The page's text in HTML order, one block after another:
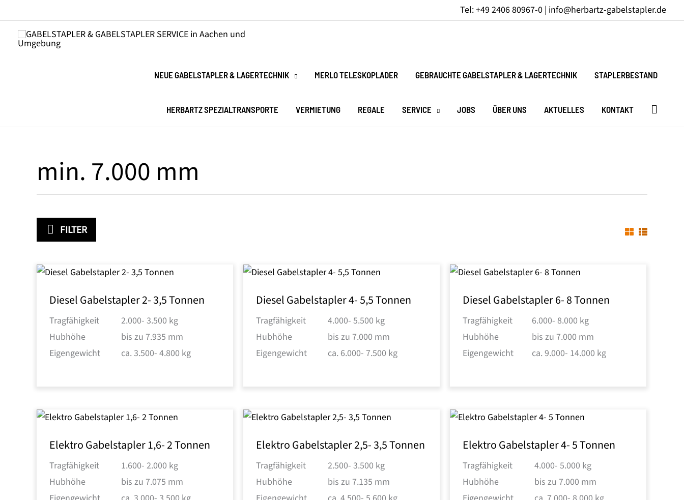
Inhalt
springen
Tel: +49 2406 80967-0 | info@herbartz-gabelstapler.de
NEUE GABELSTAPLER & LAGERTECHNIK MERLO TELESKOPLADER GEBRAUCHTE GABELSTAPLER & LAGERTECHNIK STAPLERBESTAND
HERBARTZ SPEZIALTRANSPORTE VERMIETUNG REGALE SERVICE JOBS ÜBER UNS AKTUELLES KONTAKT
min. 7.000 mm
FILTER
Diesel Gabelstapler 2- 3,5 Tonnen
Tragfähigkeit
2.000- 3.500 kg
Hubhöhe
bis zu 7.935 mm
Eigengewicht
ca. 3.500- 4.800 kg
Diesel Gabelstapler 4- 5,5 Tonnen
Tragfähigkeit
4.000- 5.500 kg
Hubhöhe
bis zu 7.000 mm
Eigengewicht
ca. 6.000- 7.500 kg
Diesel Gabelstapler 6- 8 Tonnen
Tragfähigkeit
6.000- 8.000 kg
Hubhöhe
bis zu 7.000 mm
Eigengewicht
ca. 9.000- 14.000 kg
Elektro Gabelstapler 1,6- 2 Tonnen
Tragfähigkeit
1.600- 2.000 kg
Hubhöhe
bis zu 7.075 mm
Elektro Gabelstapler 2,5- 3,5 Tonnen
Tragfähigkeit
2.500- 3.500 kg
Hubhöhe
bis zu 7.135 mm
Elektro Gabelstapler 4- 5 Tonnen
Tragfähigkeit
4.000- 5.000 kg
Hubhöhe
bis zu 7.000 mm